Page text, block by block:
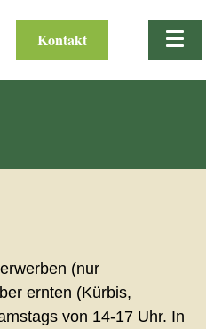
Kontakt
(nur
ernten (Kürbis,
von 14-17 Uhr. In